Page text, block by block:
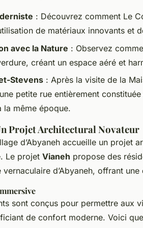
: Découvrez comment Le
de matériaux innovants et
avec la Nature : Observez
créant un espace aéré et
Stevens : Après la visite de la
petite rue entièrement
la même époque.
Projet Architectural Novateur
d’Abyaneh accueille un projet
Le projet Vianeh propose des
vernaculaire d’Abyaneh, offrant
sont conçus pour permettre aux
de confort moderne. Voici